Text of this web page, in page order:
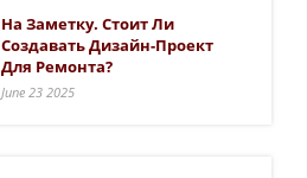
На Заметку. Стоит Ли
Создавать Дизайн-Проект
Для Ремонта?
June 23 2025